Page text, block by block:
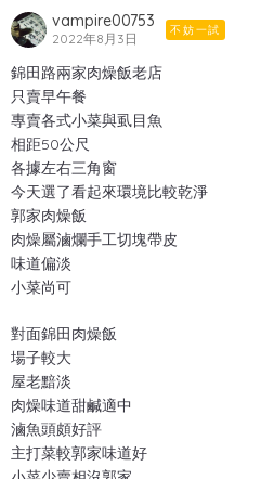
vampire00753
2022年8月3日
不妨一試
錦田路兩家肉燥飯老店
只賣早午餐
專賣各式小菜與虱目魚
相距50公尺
各據左右三角窗
今天選了看起來環境比較乾淨
郭家肉燥飯
肉燥屬滷爛手工切塊帶皮
味道偏淡
小菜尚可
對面錦田肉燥飯
場子較大
屋老黯淡
肉燥味道甜鹹適中
滷魚頭頗好評
主打菜較郭家味道好